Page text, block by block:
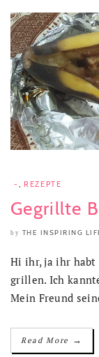
- REZEPTE
Gegrillte
by THE INSPIRING
Hi ihr, ja ihr habt
grillen. Ich
Mein Freund
Read More →